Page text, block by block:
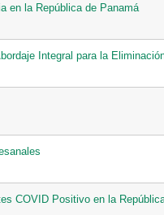
en la República de Panamá
Integral para la
COVID Positivo en la